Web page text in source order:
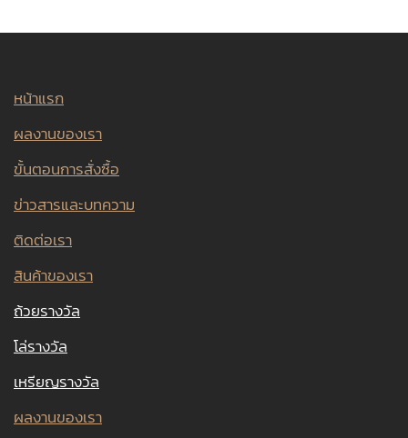
หน้าแรก
ผลงานของเรา
ขั้นตอนการสั่งซื้อ
ข่าวสารและบทความ
ติดต่อเรา
สินค้าของเรา
ถ้วยรางวัล
โล่รางวัล
เหรียญรางวัล
ผลงานของเรา